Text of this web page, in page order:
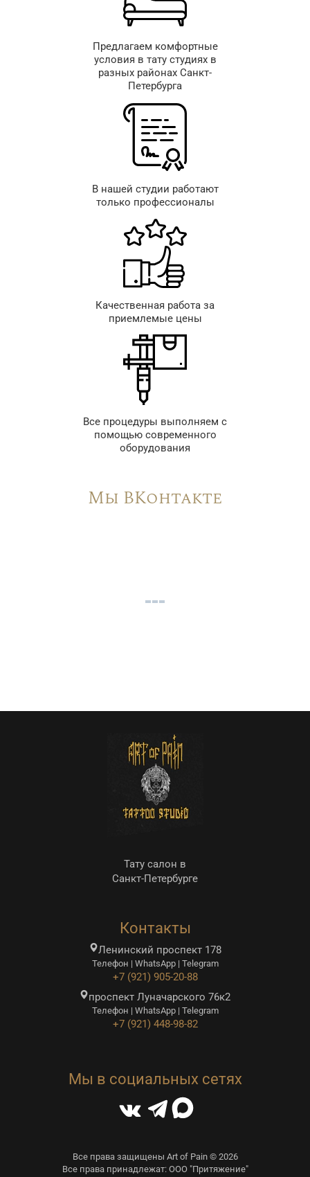
Предлагаем комфортные
условия в тату студиях в
разных районах Санкт-
Петербурга
В нашей студии работают
только профессионалы
Качественная работа за
приемлемые цены
Все процедуры выполняем с
помощью современного
оборудования
Мы ВКонтакте
Тату салон в
Санкт-Петербурге
Контакты
Ленинский проспект 178
Телефон | WhatsApp | Telegram
+7 (921) 905-20-88
проспект Луначарского 76к2
Телефон | WhatsApp | Telegram
+7 (921) 448-98-82
Мы в социальных сетях
Все права защищены Art of Pain © 2026
Все права принадлежат: ООО "Притяжение"